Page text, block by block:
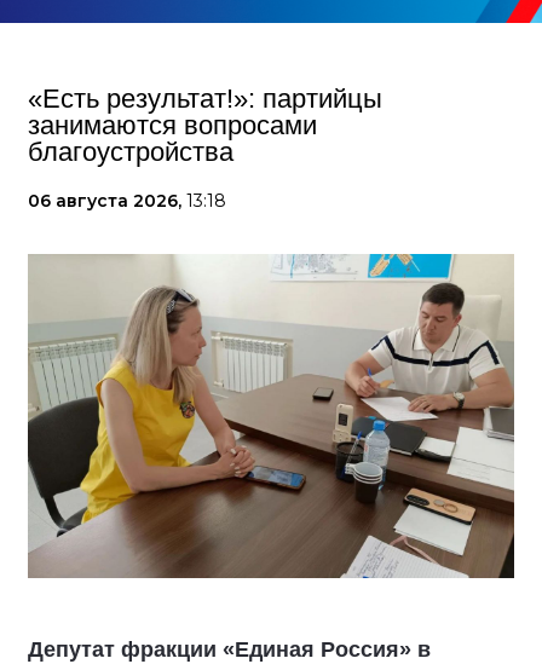
«Есть результат!»: партийцы
занимаются вопросами
благоустройства
06 августа 2026, 13:18
Депутат фракции «Единая Россия» в